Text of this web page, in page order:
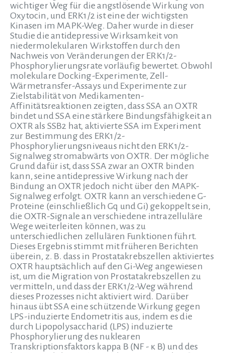
wichtiger Weg für die angstlösende Wirkung von
Oxytocin, und ERK1/2 ist eine der wichtigsten
Kinasen im MAPK-Weg. Daher wurde in dieser
Studie die antidepressive Wirksamkeit von
niedermolekularen Wirkstoffen durch den
Nachweis von Veränderungen der ERK1/2-
Phosphorylierungsrate vorläufig bewertet. Obwohl
molekulare Docking-Experimente, Zell-
Wärmetransfer-Assays und Experimente zur
Zielstabilität von Medikamenten-
Affinitätsreaktionen zeigten, dass SSA an OXTR
bindet und SSA eine stärkere Bindungsfähigkeit an
OXTR als SSB2 hat, aktivierte SSA im Experiment
zur Bestimmung des ERK1/2-
Phosphorylierungsniveaus nicht den ERK1/2-
Signalweg stromabwärts von OXTR. Der mögliche
Grund dafür ist, dass SSA zwar an OXTR binden
kann, seine antidepressive Wirkung nach der
Bindung an OXTR jedoch nicht über den MAPK-
Signalweg erfolgt. OXTR kann an verschiedene G-
Proteine (einschließlich Gq und Gi) gekoppelt sein,
die OXTR-Signale an verschiedene intrazelluläre
Wege weiterleiten können, was zu
unterschiedlichen zellulären Funktionen führt.
Dieses Ergebnis stimmt mit früheren Berichten
überein, z. B. dass in Prostatakrebszellen aktiviertes
OXTR hauptsächlich auf den Gi-Weg angewiesen
ist, um die Migration von Prostatakrebszellen zu
vermitteln, und dass der ERK1/2-Weg während
dieses Prozesses nicht aktiviert wird. Darüber
hinaus übt SSA eine schützende Wirkung gegen
LPS-induzierte Endometritis aus, indem es die
durch Lipopolysaccharid (LPS) induzierte
Phosphorylierung des nuklearen
Transkriptionsfaktors kappa B (NF - κ B) und des